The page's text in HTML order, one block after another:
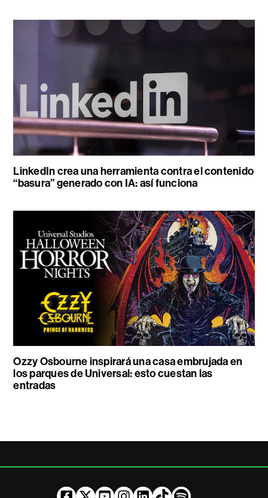
LinkedIn crea una herramienta contra el contenido
“basura” generado con IA: así funciona
Ozzy Osbourne inspirará una casa embrujada en
los parques de Universal: esto cuestan las
entradas